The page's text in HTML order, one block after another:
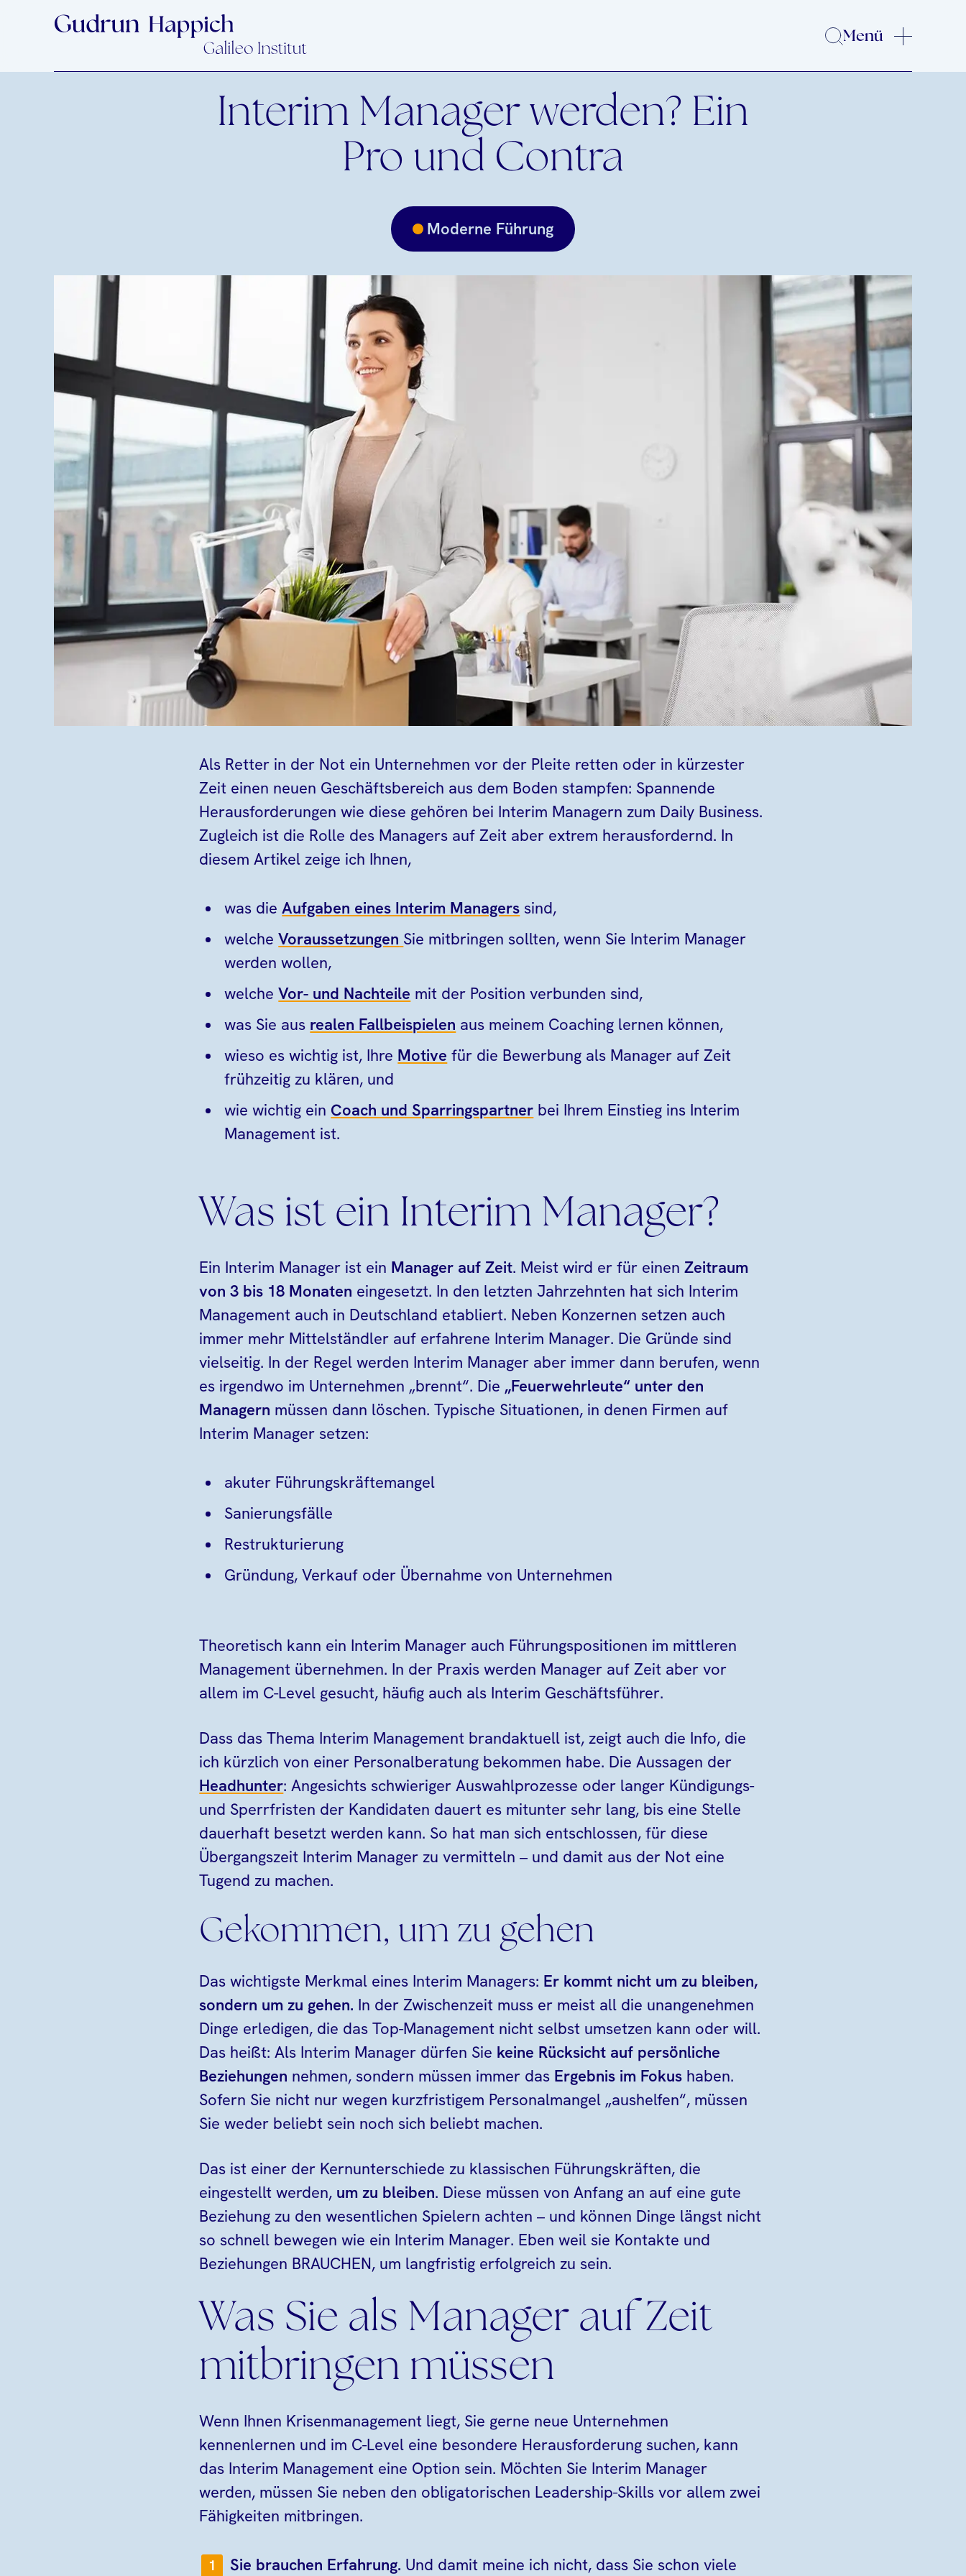
Menü
Interim Manager werden? Ein
Pro und Contra
Moderne Führung
Als Retter in der Not ein Unternehmen vor der Pleite retten oder in kürzester
Zeit einen neuen Geschäftsbereich aus dem Boden stampfen: Spannende
Herausforderungen wie diese gehören bei Interim Managern zum Daily Business.
Zugleich ist die Rolle des Managers auf Zeit aber extrem herausfordernd. In
diesem Artikel zeige ich Ihnen,
was dieAufgaben eines Interim Managers sind,
welcheVoraussetzungen Sie mitbringen sollten, wenn Sie Interim Manager
werden wollen,
welcheVor- und Nachteile mit der Position verbunden sind,
was Sie aus realen Fallbeispielen aus meinem Coaching lernen können,
wieso es wichtig ist, Ihre Motive für die Bewerbung als Manager auf Zeit
frühzeitig zu klären, und
wie wichtig ein Coach und Sparringspartner bei Ihrem Einstieg ins Interim
Management ist.
Was ist ein Interim Manager?
Ein Interim Manager ist ein Manager auf Zeit. Meist wird er für einenZeitraum
von 3 bis 18 Monaten eingesetzt. In den letzten Jahrzehnten hat sich Interim
Management auch in Deutschland etabliert. Neben Konzernen setzen auch
immer mehr Mittelständler auf erfahrene Interim Manager. Die Gründe sind
vielseitig. In der Regel werden Interim Manager aber immer dann berufen, wenn
es irgendwo im Unternehmen „brennt“. Die „Feuerwehrleute“ unter den
Managern müssen dann löschen. Typische Situationen, in denen Firmen auf
Interim Manager setzen:
akuter Führungskräftemangel
Sanierungsfälle
Restrukturierung
Gründung, Verkauf oder Übernahme von Unternehmen
Theoretisch kann ein Interim Manager auch Führungspositionen im mittleren
Management übernehmen. In der Praxis werden Manager auf Zeit aber vor
allem im C-Level gesucht, häufig auch als Interim Geschäftsführer.
Dass das Thema Interim Management brandaktuell ist, zeigt auch die Info, die
ich kürzlich von einer Personalberatung bekommen habe. Die Aussagen der
Headhunter: Angesichts schwieriger Auswahlprozesse oder langer Kündigungs-
und Sperrfristen der Kandidaten dauert es mitunter sehr lang, bis eine Stelle
dauerhaft besetzt werden kann. So hat man sich entschlossen, für diese
Übergangszeit Interim Manager zu vermitteln – und damit aus der Not eine
Tugend zu machen.
Gekommen, um zu gehen
Das wichtigste Merkmal eines Interim Managers: Er kommt nicht um zu bleiben,
sondern um zu gehen. In der Zwischenzeit muss er meist all die unangenehmen
Dinge erledigen, die das Top-Management nicht selbst umsetzen kann oder will.
Das heißt: Als Interim Manager dürfen Sie keine Rücksicht auf persönliche
Beziehungen nehmen, sondern müssen immer das Ergebnis im Fokus haben.
Sofern Sie nicht nur wegen kurzfristigem Personalmangel „aushelfen“, müssen
Sie weder beliebt sein noch sich beliebt machen.
Das ist einer der Kernunterschiede zu klassischen Führungskräften, die
eingestellt werden, um zu bleiben. Diese müssen von Anfang an auf eine gute
Beziehung zu den wesentlichen Spielern achten – und können Dinge längst nicht
so schnell bewegen wie ein Interim Manager. Eben weil sie Kontakte und
Beziehungen BRAUCHEN, um langfristig erfolgreich zu sein.
Was Sie als Manager auf Zeit
mitbringen müssen
Wenn Ihnen Krisenmanagement liegt, Sie gerne neue Unternehmen
kennenlernen und im C-Level eine besondere Herausforderung suchen, kann
das Interim Management eine Option sein. Möchten Sie Interim Manager
werden, müssen Sie neben den obligatorischen Leadership-Skills vor allem zwei
Fähigkeiten mitbringen.
Sie brauchen Erfahrung. Und damit meine ich nicht, dass Sie schon viele